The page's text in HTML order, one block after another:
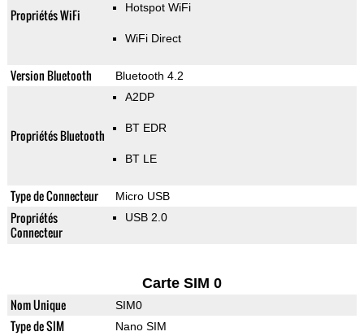
Propriétés WiFi Hotspot WiFi
WiFi Direct
Version Bluetooth Bluetooth 4.2
Propriétés Bluetooth
A2DP
BT EDR
BT LE
Type de Connecteur Micro USB
Propriétés
Connecteur
USB 2.0
Carte SIM 0
Nom Unique SIM0
Type de SIM Nano SIM